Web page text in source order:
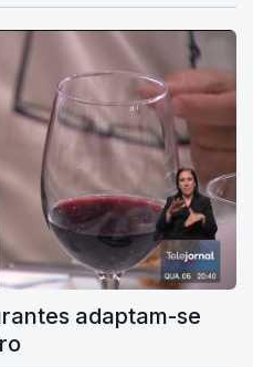
adaptam-se